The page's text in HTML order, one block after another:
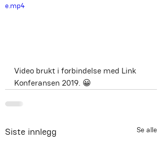
e.mp4
Video brukt i forbindelse med Link
Konferansen 2019. 😀
Siste innlegg Se alle